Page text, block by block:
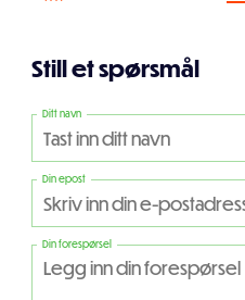
Still et spørsmål
Ditt navn
Din epost
Din forespørsel